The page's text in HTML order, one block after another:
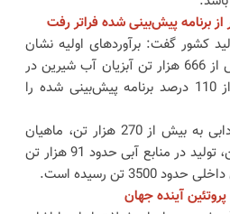
برنامه پیش‌بینی شده فراتر رفت
کشور گفت: برآوردهای اولیه نشان
می‌دهد در سال گذشته بیش از 666 هزار تن آبزیان آب شیرین در
کشور تولید شده که بیش از 110 درصد برنامه پیش‌بینی شده را
وی افزود: تولید ماهیان سردابی به بیش از 270 هزار تن، ماهیان
گرمابی به حدود 305 هزار تن، تولید در منابع آبی حدود 91 هزار تن
تن رسیده است.
آینده جهان